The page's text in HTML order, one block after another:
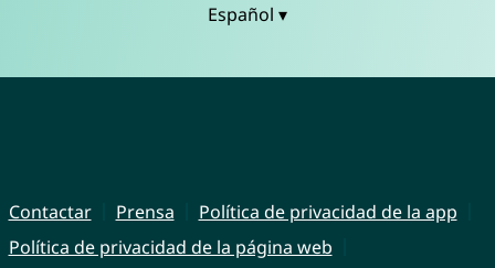
Español ▾
Contactar Prensa
Política de privacidad de la app
Política de privacidad de la página web